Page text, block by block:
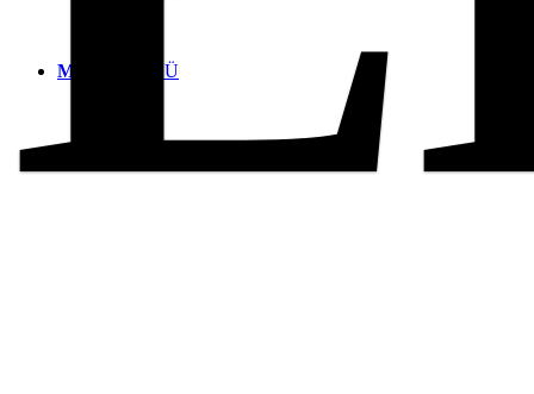
MENÜ MENÜ